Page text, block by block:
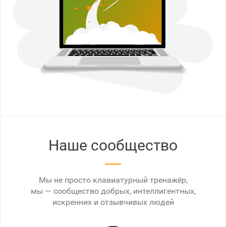
Наше сообщество
Мы не просто клавиатурный тренажёр,
мы — сообщество добрых, интеллигентных,
искренних и отзывчивых людей